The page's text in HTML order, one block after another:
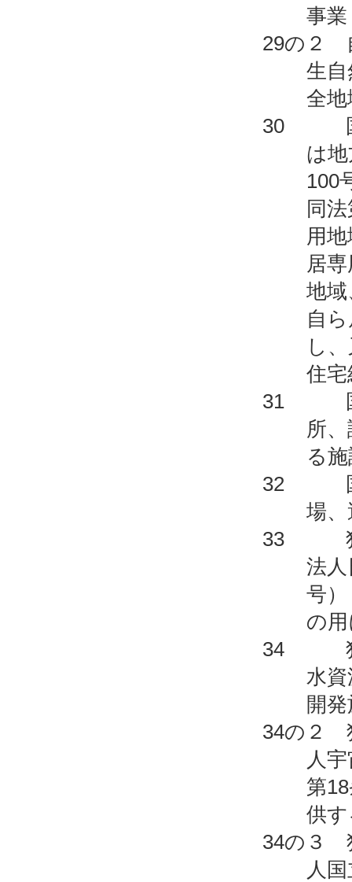
事業
29の２
生
全
30 国、
は
100
同
用
居
地
自
し
住宅
31 国又
所
る
32 国又
場
33 独立
法人
号
の
34 独立
水
開
34の２
人
第
供
34の３
人